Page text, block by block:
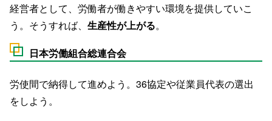
経営者として、労働者が働きやすい環境を提供していこ
う。そうすれば、 生産性が上がる。
日本労働組合総連合会
労使間で納得して進めよう。36協定や従業員代表の選出
をしよう。